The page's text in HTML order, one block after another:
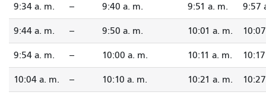
9:34 a. m. -- 9:40 a. m. 9:51 a. m. 9:57
9:44 a. m. -- 9:50 a. m. 10:01 a. m.
9:54 a. m. -- 10:00 a. m. 10:11 a. m.
10:04 a. m. -- 10:10 a. m. 10:21 a. m.